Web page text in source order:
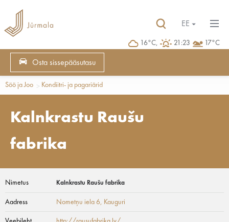
16°C, 21:23 17°C
EE
Osta sissepääsutasu
Söö ja Joo Kondiitri- ja pagariärid
Kalnkrastu Raušu
fabrika
Nimetus Kalnkrastu Raušu fabrika
Aadress Nometņu iela 6, Kauguri